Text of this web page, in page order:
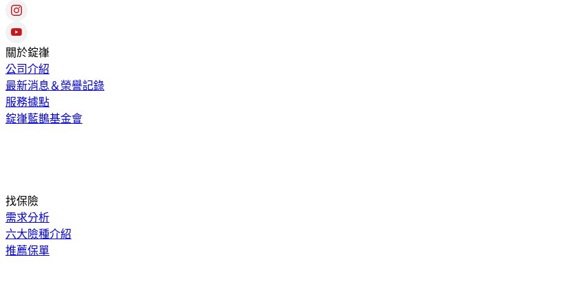
關於錠嵂
公司介紹
最新消息＆榮譽記錄
服務據點
錠嵂藍鵲基金會
找保險
需求分析
六大險種介紹
推薦保單